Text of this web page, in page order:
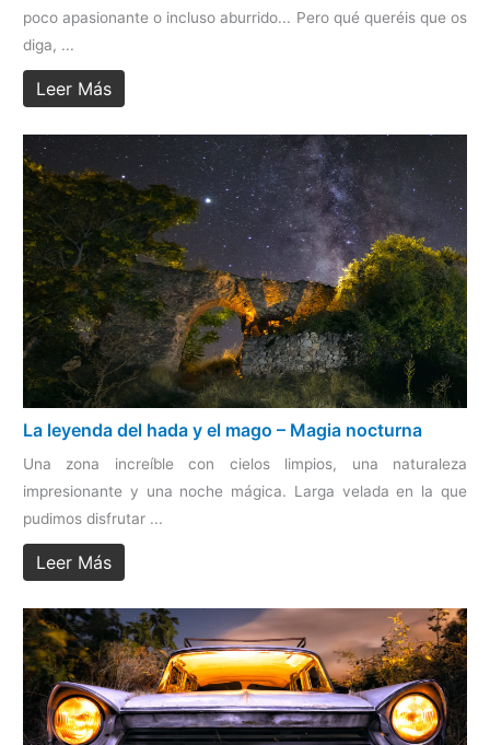
poco apasionante o incluso aburrido... Pero qué queréis que os
diga, ...
Leer Más
La leyenda del hada y el mago – Magia nocturna
Una zona increíble con cielos limpios, una naturaleza
impresionante y una noche mágica. Larga velada en la que
pudimos disfrutar ...
Leer Más